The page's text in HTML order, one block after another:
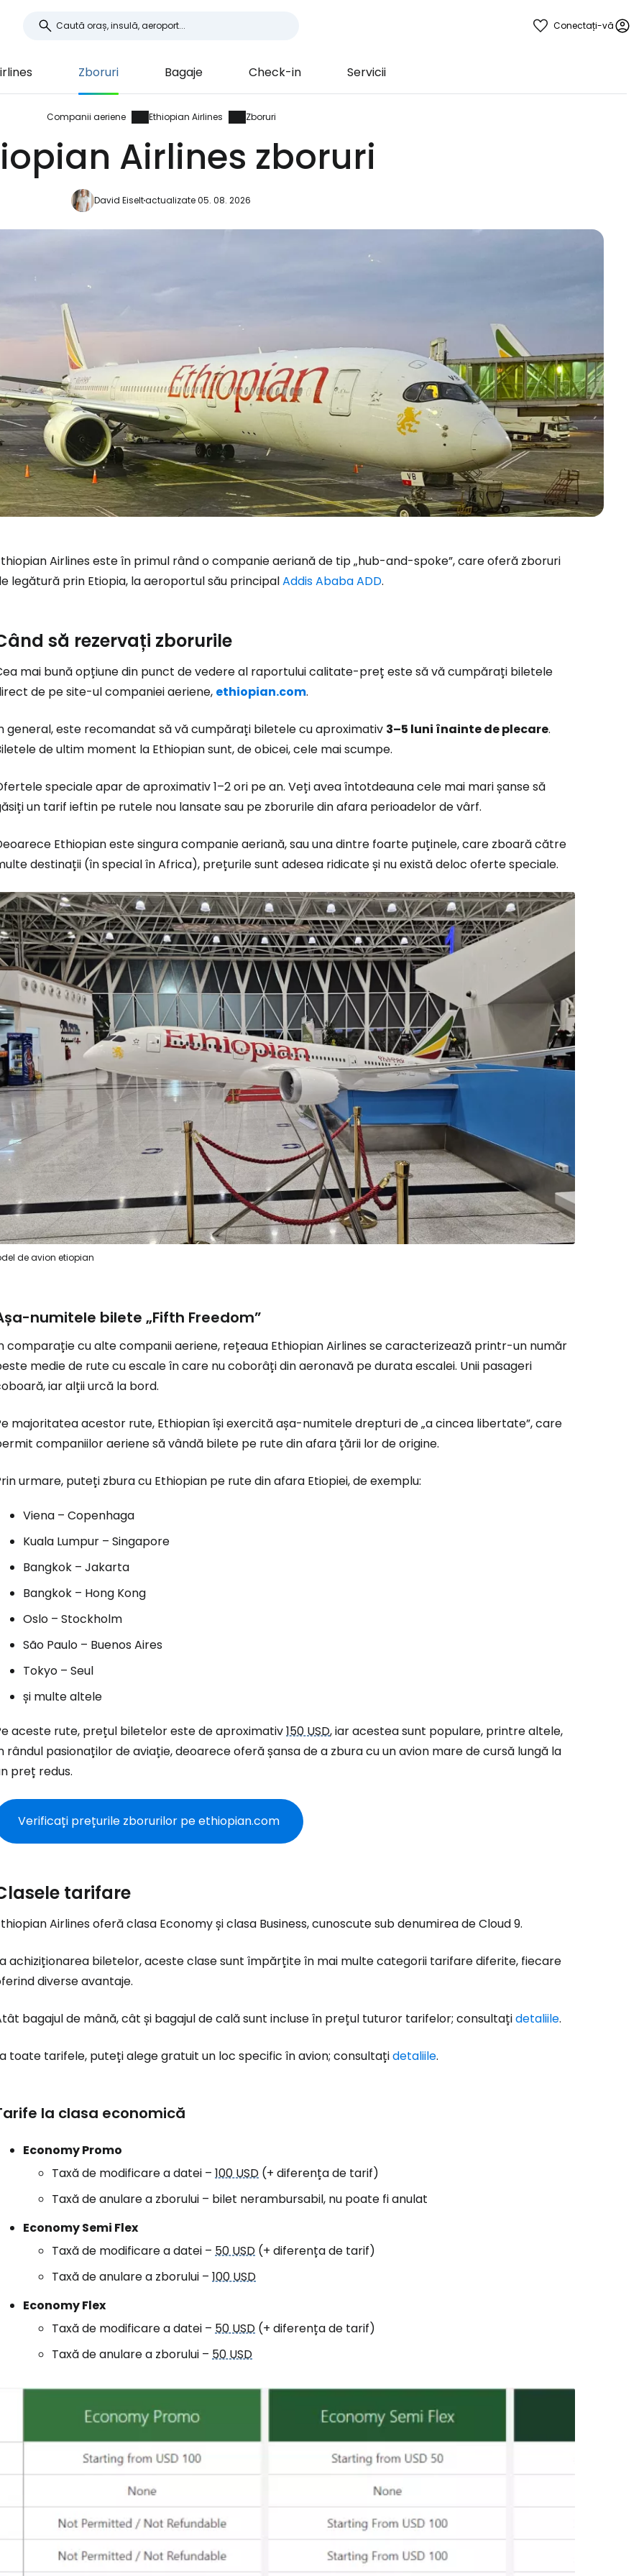
Conectați-vă
Zboruri Bagaje Check-in Servicii
Companii aeriene Ethiopian Airlines Zboruri
Airlines zboruri
David Eiseltactualizate 05. 08. 2026
Airlines este în primul rând o companie aeriană de tip „hub-and-spoke”, care oferă zboruri
legătură prin Etiopia, la aeroportul său principalAddis Ababa ADD.
să rezervați zborurile
mai bună opțiune din punct de vedere al raportului calitate-preț este să vă cumpărați biletele
de pe site-ul companiei aeriene, ethiopian.com.
general, este recomandat să vă cumpărați biletele cu aproximativ 3–5 luni înainte de plecare.
de ultim moment la Ethiopian sunt, de obicei, cele mai scumpe.
speciale apar de aproximativ 1–2 ori pe an. Veți avea întotdeauna cele mai mari șanse să
un tarif ieftin pe rutele nou lansate sau pe zborurile din afara perioadelor de vârf.
Ethiopian este singura companie aeriană, sau una dintre foarte puținele, care zboară către
destinații (în special în Africa), prețurile sunt adesea ridicate și nu există deloc oferte speciale.
de avion etiopian
numitele bilete „Fifth Freedom”
comparație cu alte companii aeriene, rețeaua Ethiopian Airlines se caracterizează printr-un număr
medie de rute cu escale în care nu coborâți din aeronavă pe durata escalei. Unii pasageri
iar alții urcă la bord.
majoritatea acestor rute, Ethiopian își exercită așa-numitele drepturi de „a cincea libertate”, care
companiilor aeriene să vândă bilete pe rute din afara țării lor de origine.
urmare, puteți zbura cu Ethiopian pe rute din afara Etiopiei, de exemplu:
Viena – Copenhaga
Kuala Lumpur – Singapore
Bangkok – Jakarta
Bangkok – Hong Kong
Oslo – Stockholm
São Paulo – Buenos Aires
Tokyo – Seul
și multe altele
aceste rute, prețul biletelor este de aproximativ150 USD, iar acestea sunt populare, printre altele,
rândul pasionaților de aviație, deoarece oferă șansa de a zbura cu un avion mare de cursă lungă la
preț redus.
Verificați prețurile zborurilor pe ethiopian.com
tarifare
Airlines oferă clasa Economy și clasa Business, cunoscute sub denumirea deCloud 9.
achiziționarea biletelor, aceste clase sunt împărțite în mai multe categorii tarifare diferite, fiecare
diverse avantaje.
bagajul de mână, cât și bagajul de cală sunt incluse în prețul tuturor tarifelor; consultațidetaliile.
toate tarifele, puteți alege gratuit un loc specific în avion; consultațidetaliile.
la clasa economică
Economy Promo
Taxă de modificare a datei – 100 USD (+ diferența de tarif)
Taxă de anulare a zborului – bilet nerambursabil, nu poate fi anulat
Economy Semi Flex
Taxă de modificare a datei – 50 USD (+ diferența de tarif)
Taxă de anulare a zborului – 100 USD
Economy Flex
Taxă de modificare a datei – 50 USD (+ diferența de tarif)
Taxă de anulare a zborului – 50 USD
Conectați-vă la Cestee
... comunitatea mondială a călătorilor
Continuați cu Google